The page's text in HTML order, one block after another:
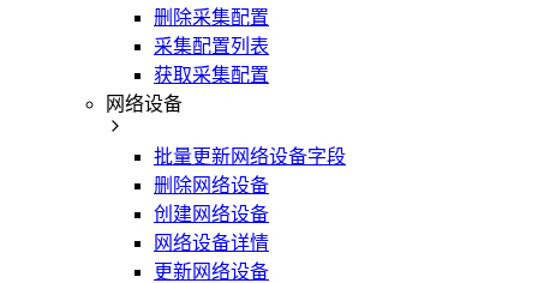
删除采集配置
采集配置列表
获取采集配置
网络设备
批量更新网络设备字段
删除网络设备
创建网络设备
网络设备详情
更新网络设备